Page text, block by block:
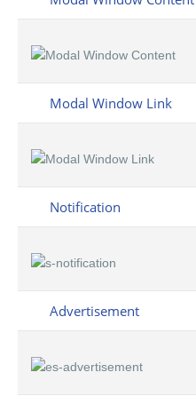
Modal Window Link
Notification
Advertisement